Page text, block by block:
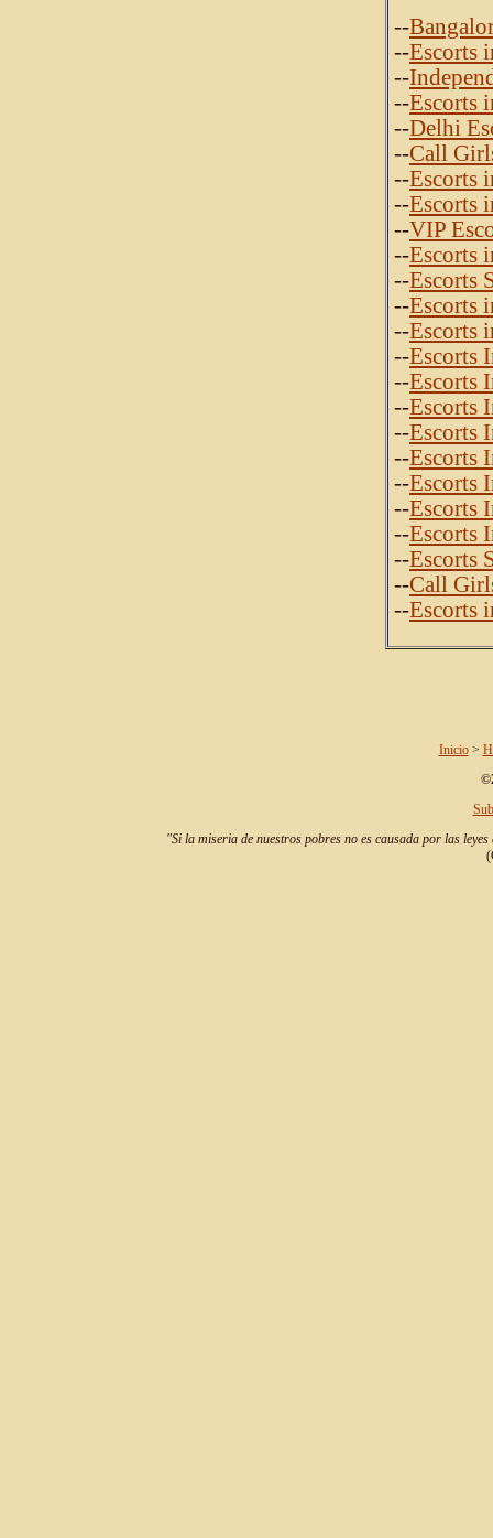
--
--Escorts
--
--Escorts
--Delhi
--Call
--Escorts
--Escorts
--VIP
--Escorts
--Escorts
--Escorts
--Escorts
--Escorts
--Escorts
--Escorts
--Escorts
--Escorts
--Escorts
--Escorts
--Escorts
--Escorts
--Call
--Escorts
Inicio>
"Si la miseria de nuestros pobres no es causada por las